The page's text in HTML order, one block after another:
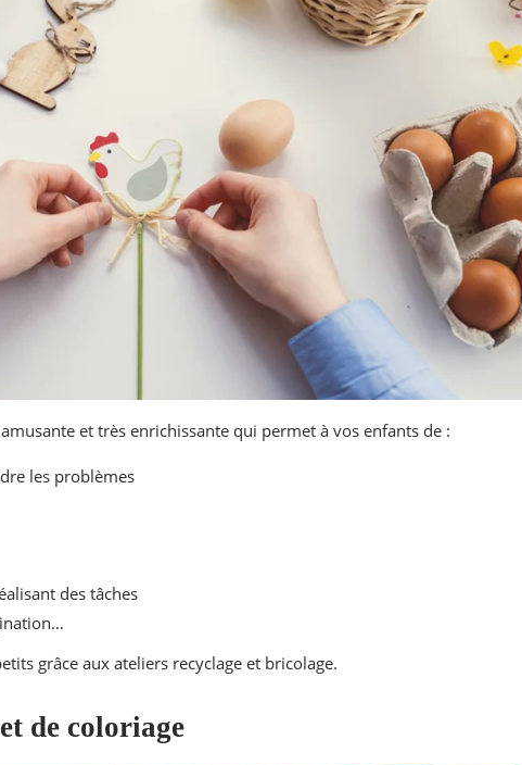
et très enrichissante qui permet à vos enfants de :
les problèmes
des tâches
grâce aux ateliers recyclage et bricolage.
de coloriage